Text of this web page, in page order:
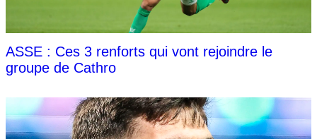
ASSE : Ces 3 renforts qui vont rejoindre le
groupe de Cathro